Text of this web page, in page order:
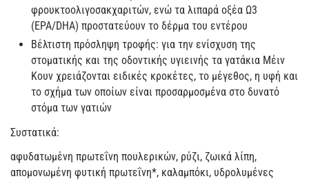
φρουκτοολιγοσακχαριτών, ενώ τα λιπαρά οξέα Ω3
(EPA/DHA) προστατεύουν το δέρμα του εντέρου
Βέλτιστη πρόσληψη τροφής: για την ενίσχυση της
στοματικής και της οδοντικής υγιεινής τα γατάκια Μέιν
Κουν χρειάζονται ειδικές κροκέτες, το μέγεθος, η υφή και
το σχήμα των οποίων είναι προσαρμοσμένα στο δυνατό
στόμα των γατιών
Συστατικά:
αφυδατωμένη πρωτεΐνη πουλερικών, ρύζι, ζωικά λίπη,
απομονωμένη φυτική πρωτεΐνη*, καλαμπόκι, υδρολυμένες